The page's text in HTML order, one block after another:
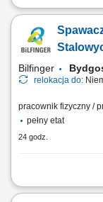
Twoje zadania
wcześniej
elementów,
Bilfinger
relokacja do:
pracownik fizyczny /
pełny etat
24 godz.
Opis stanowiska: